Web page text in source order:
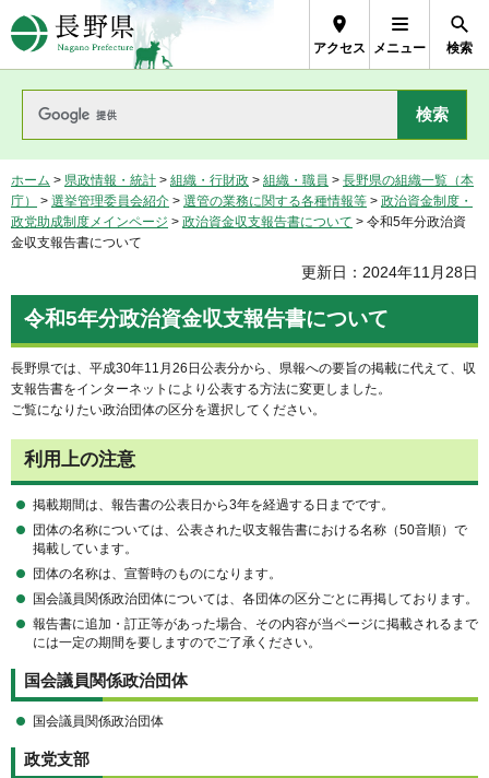
長野県Nagano Prefecture
アクセス メニュー 検索
ホーム > 県政情報・統計 > 組織・行財政 > 組織・職員 > 長野県の組織一覧（本
庁）
> 選挙管理委員会紹介 > 選管の業務に関する各種情報等 > 政治資金制度・
政党助成制度メインページ > 政治資金収支報告書について > 令和5年分政治資
金収支報告書について
更新日：2024年11月28日
令和5年分政治資金収支報告書について
長野県では、平成30年11月26日公表分から、県報への要旨の掲載に代えて、収
支報告書をインターネットにより公表する方法に変更しました。
ご覧になりたい政治団体の区分を選択してください。
利用上の注意
掲載期間は、報告書の公表日から3年を経過する日までです。
団体の名称については、公表された収支報告書における名称（50音順）で
掲載しています。
団体の名称は、宣誓時のものになります。
国会議員関係政治団体については、各団体の区分ごとに再掲しております。
報告書に追加・訂正等があった場合、その内容が当ページに掲載されるまで
には一定の期間を要しますのでご了承ください。
国会議員関係政治団体
国会議員関係政治団体
政党支部